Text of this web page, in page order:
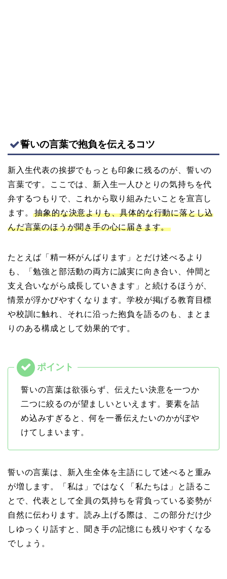
誓いの言葉で抱負を伝えるコツ
新入生代表の挨拶でもっとも印象に残るのが、誓いの
言葉です。ここでは、新入生一人ひとりの気持ちを代
弁するつもりで、これから取り組みたいことを宣言し
ます。抽象的な決意よりも、具体的な行動に落とし込
んだ言葉のほうが聞き手の心に届きます。
たとえば「精一杯がんばります」とだけ述べるより
も、「勉強と部活動の両方に誠実に向き合い、仲間と
支え合いながら成長していきます」と続けるほうが、
情景が浮かびやすくなります。学校が掲げる教育目標
や校訓に触れ、それに沿った抱負を語るのも、まとま
りのある構成として効果的です。
誓いの言葉は欲張らず、伝えたい決意を一つか
二つに絞るのが望ましいといえます。要素を詰
め込みすぎると、何を一番伝えたいのかがぼや
けてしまいます。
誓いの言葉は、新入生全体を主語にして述べると重み
が増します。「私は」ではなく「私たちは」と語るこ
とで、代表として全員の気持ちを背負っている姿勢が
自然に伝わります。読み上げる際は、この部分だけ少
しゆっくり話すと、聞き手の記憶にも残りやすくなる
でしょう。